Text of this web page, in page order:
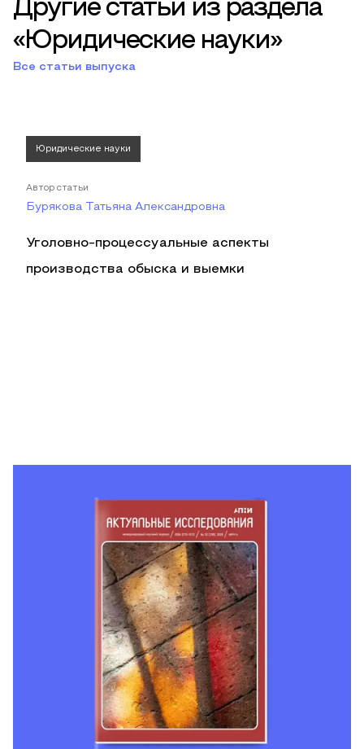
Другие статьи из раздела
«Юридические науки»
Все статьи выпуска
Юридические науки
Автор статьи
Бурякова Татьяна Александровна
Уголовно-процессуальные аспекты
производства обыска и выемки